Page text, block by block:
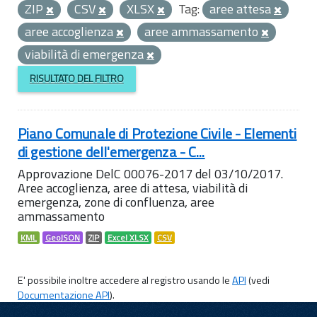
ZIP
CSV XLSX Tag: aree attesa
aree accoglienza
aree ammassamento
viabilità di emergenza
RISULTATO DEL FILTRO
Piano Comunale di Protezione Civile - Elementi
di gestione dell'emergenza - C...
Approvazione DelC 00076-2017 del 03/10/2017.
Aree accoglienza, aree di attesa, viabilità di
emergenza, zone di confluenza, aree
ammassamento
KML GeoJSON ZIP Excel XLSX CSV
E' possibile inoltre accedere al registro usando leAPI(vedi
Documentazione API).